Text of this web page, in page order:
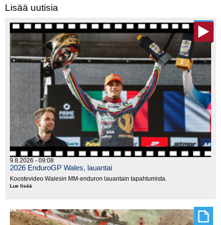
Lisää uutisia
9.8.2026 - 09:08
2026 EnduroGP Wales, lauantai
Koostevideo Walesin MM-enduron lauantain tapahtumista.
Lue lisää